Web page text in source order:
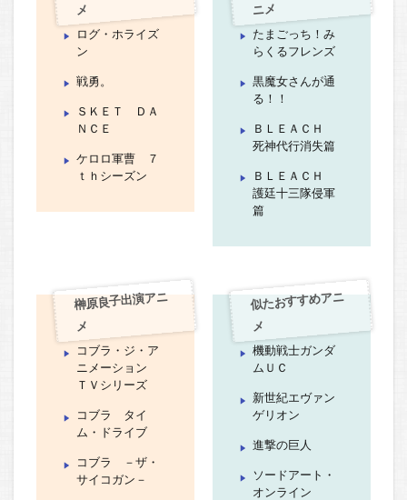
メ
ログ・ホライズ
ン
戦勇。
ＳＫＥＴ ＤＡ
ＮＣＥ
ケロロ軍曹 ７
ｔｈシーズン
ニメ
たまごっち！み
らくるフレンズ
黒魔女さんが通
る！！
ＢＬＥＡＣＨ
死神代行消失篇
ＢＬＥＡＣＨ
護廷十三隊侵軍
篇
榊原良子出演アニ
メ
コブラ・ジ・ア
ニメーション
ＴＶシリーズ
コブラ タイ
ム・ドライブ
コブラ －ザ・
サイコガン－
似たおすすめアニ
メ
機動戦士ガンダ
ムＵＣ
新世紀エヴァン
ゲリオン
進撃の巨人
ソードアート・
オンライン